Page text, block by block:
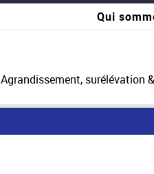
Qui
Agrandissement, surélévation